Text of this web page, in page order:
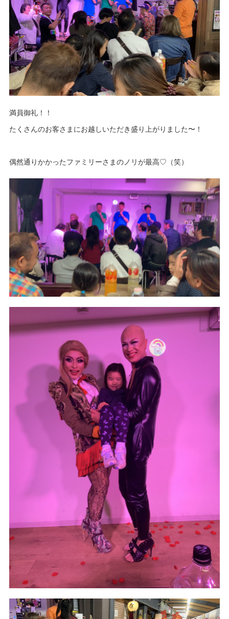
満員御礼！！
たくさんのお客さまにお越しいただき盛り上がりました〜！
偶然通りかかったファミリーさまのノリが最高♡（笑）